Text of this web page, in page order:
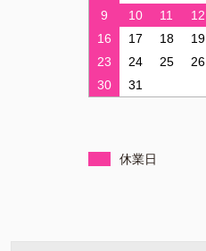
9
10 11 12
16
17 18 19
23
24 25 26
30
31
休業日